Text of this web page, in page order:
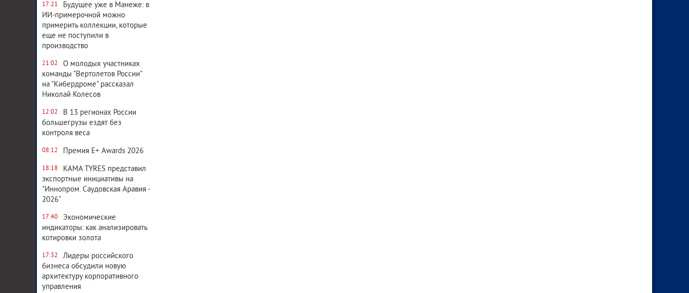
17:21
Будущее уже в Манеже: в
ИИ-примерочной можно
примерить коллекции, которые
еще не поступили в
производство
21:02
О молодых участниках
команды "Вертолетов России"
на "Кибердроме" рассказал
Николай Колесов
12:02
В 13 регионах России
большегрузы ездят без
контроля веса
08:12 Премия E+ Awards 2026
18:18
KAMA TYRES представил
экспортные инициативы на
"Иннопром. Саудовская Аравия -
2026"
17:40
Экономические
индикаторы: как анализировать
котировки золота
17:32
Лидеры российского
бизнеса обсудили новую
архитектуру корпоративного
управления